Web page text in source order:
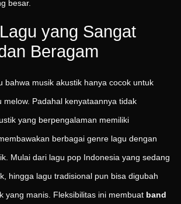
besar.
yang Sangat
Beragam
bahwa musik akustik hanya cocok untuk
melow. Padahal kenyataannya tidak
yang berpengalaman memiliki
berbagai genre lagu dengan
Mulai dari lagu pop Indonesia yang sedang
hingga lagu tradisional pun bisa digubah
yang manis. Fleksibilitas ini membuat band